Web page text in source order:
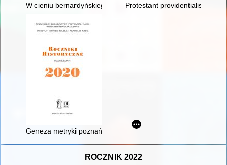
W cieniu bernardyńskiego klasztoru : Żydzi w Leżajsku:
Protestant providentialism in
Geneza metryki poznańskiej kapituły katedralnej
ROCZNIK 2022